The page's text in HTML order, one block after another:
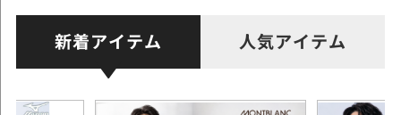
新着アイテム 人気アイテム